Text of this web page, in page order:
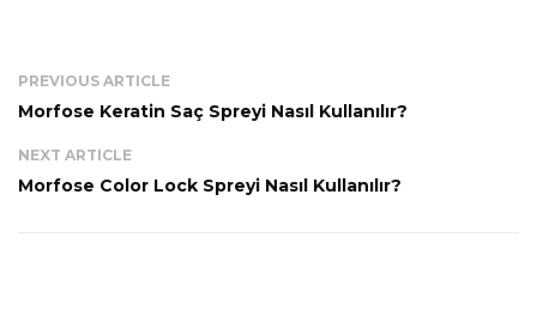
PREVIOUS ARTICLE
Morfose Keratin Saç Spreyi Nasıl Kullanılır?
NEXT ARTICLE
Morfose Color Lock Spreyi Nasıl Kullanılır?